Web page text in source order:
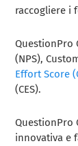
raccogliere i
QuestionPro
(NPS),
Effort Score
(CES).
QuestionPro
innovativa e